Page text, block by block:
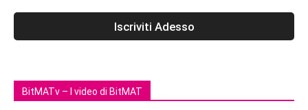
BitMATv – I video di BitMAT